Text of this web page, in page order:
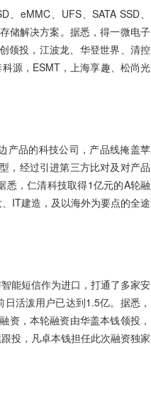
eMMC、UFS、SATA SSD、
储解决方案。据悉，得一微电子
领投，江波龙、华登世界、清控
源，ESMT，上海享趣、松尚光
产品的科技公司，产品线掩盖苹
，经过引进第三方比对及对产品
悉，仁清科技取得1亿元的A轮融
IT建造，及以海外为要点的全途
能短信作为进口，打通了多家安
活泼用户已达到1.5亿。据悉，
资，本轮融资由华盖本钱领投，
投，凡卓本钱担任此次融资独家